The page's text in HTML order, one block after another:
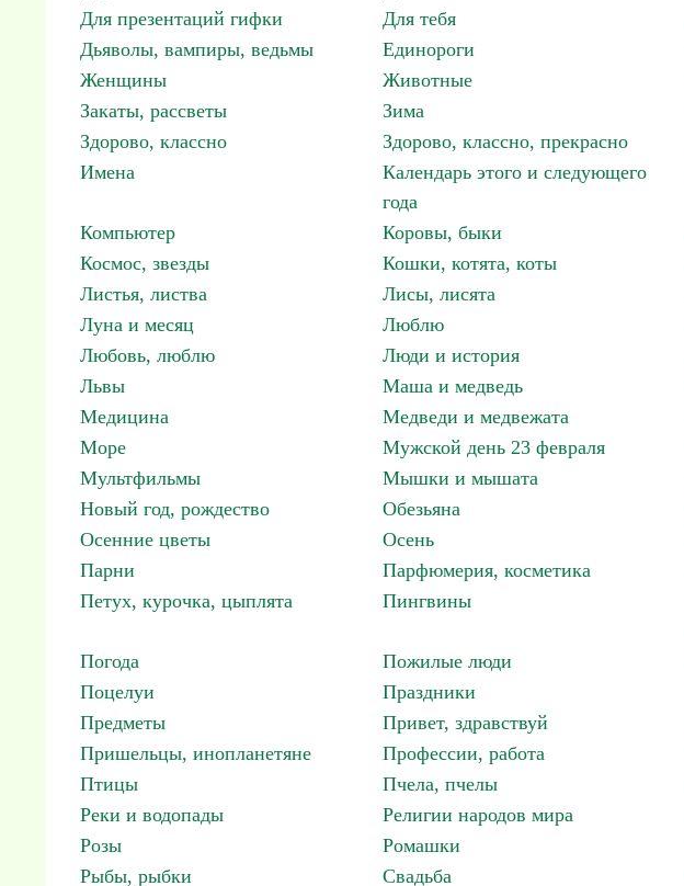
Для презентаций гифки
Для тебя
Дьяволы, вампиры, ведьмы
Единороги
Женщины
Животные
Закаты, рассветы
Зима
Здорово, классно
Здорово, классно, прекрасно
Имена
Календарь этого и следующего
года
Компьютер Коровы, быки
Космос, звезды
Кошки, котята, коты
Листья, листва
Лисы, лисята
Луна и месяц
Люблю
Любовь, люблю
Люди и история
Львы
Маша и медведь
Медицина
Медведи и медвежата
Море
Мужской день 23 февраля
Мультфильмы
Мышки и мышата
Новый год, рождество
Обезьяна
Осенние цветы
Осень
Парни
Парфюмерия, косметика
Петух, курочка, цыплята
Пингвины
Погода
Пожилые люди
Поцелуи
Праздники
Предметы
Привет, здравствуй
Пришельцы, инопланетяне
Профессии, работа
Птицы
Пчела, пчелы
Реки и водопады
Религии народов мира
Розы
Ромашки
Рыбы, рыбки
Свадьба